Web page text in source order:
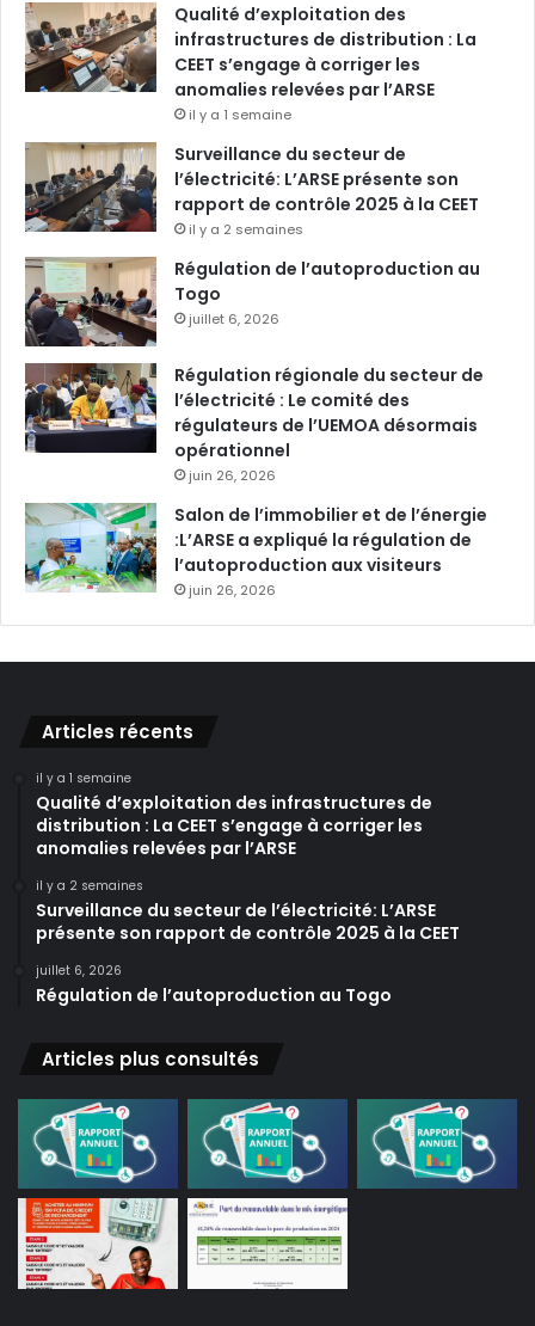
Qualité d’exploitation des
infrastructures de distribution : La
CEET s’engage à corriger les
anomalies relevées par l’ARSE
il y a 1 semaine
Surveillance du secteur de
l’électricité: L’ARSE présente son
rapport de contrôle 2025 à la CEET
il y a 2 semaines
Régulation de l’autoproduction au
Togo
juillet 6, 2026
Régulation régionale du secteur de
l’électricité : Le comité des
régulateurs de l’UEMOA désormais
opérationnel
juin 26, 2026
Salon de l’immobilier et de l’énergie
:L’ARSE a expliqué la régulation de
l’autoproduction aux visiteurs
juin 26, 2026
Articles récents
il y a 1 semaine
Qualité d’exploitation des infrastructures de
distribution : La CEET s’engage à corriger les
anomalies relevées par l’ARSE
il y a 2 semaines
Surveillance du secteur de l’électricité: L’ARSE
présente son rapport de contrôle 2025 à la CEET
juillet 6, 2026
Régulation de l’autoproduction au Togo
Articles plus consultés